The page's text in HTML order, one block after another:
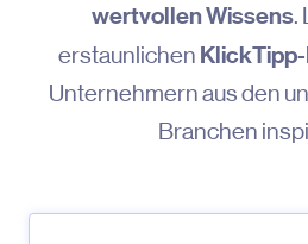
wertvollen Wissens.
erstaunlichen
Unternehmern aus den
Branchen